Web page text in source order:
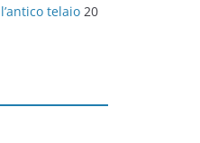
telaio 20